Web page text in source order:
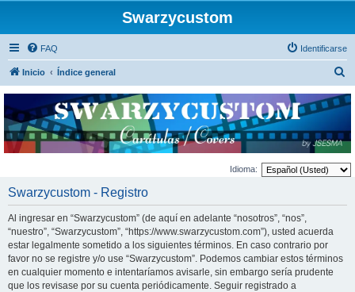
Swarzycustom
FAQ Identificarse
Inicio Índice general
c
r
Idioma:
Swarzycustom - Registro
Al ingresar en “Swarzycustom” (de aquí en adelante “nosotros”, “nos”,
“nuestro”, “Swarzycustom”, “https://www.swarzycustom.com”), usted acuerda
estar legalmente sometido a los siguientes términos. En caso contrario por
favor no se registre y/o use “Swarzycustom”. Podemos cambiar estos términos
en cualquier momento e intentaríamos avisarle, sin embargo sería prudente
que los revisase por su cuenta periódicamente. Seguir registrado a